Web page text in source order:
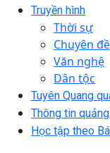
Truyền hình
Thời sự
Chuyên đề
Văn nghệ
Dân tộc
Tuyên Quang
Thông tin
Học tập theo